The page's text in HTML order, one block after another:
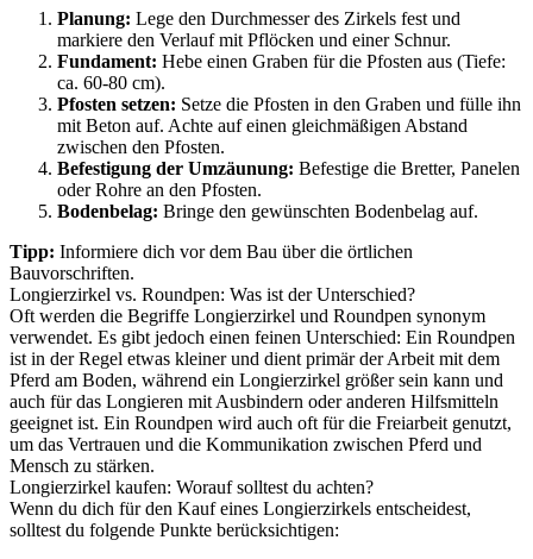
Planung: Lege den Durchmesser des Zirkels fest und
markiere den Verlauf mit Pflöcken und einer Schnur.
Fundament: Hebe einen Graben für die Pfosten aus (Tiefe:
ca. 60-80 cm).
Pfosten setzen: Setze die Pfosten in den Graben und fülle ihn
mit Beton auf. Achte auf einen gleichmäßigen Abstand
zwischen den Pfosten.
Befestigung der Umzäunung: Befestige die Bretter, Panelen
oder Rohre an den Pfosten.
Bodenbelag: Bringe den gewünschten Bodenbelag auf.
Tipp: Informiere dich vor dem Bau über die örtlichen
Bauvorschriften.
Longierzirkel vs. Roundpen: Was ist der Unterschied?
Oft werden die Begriffe Longierzirkel und Roundpen synonym
verwendet. Es gibt jedoch einen feinen Unterschied: Ein Roundpen
ist in der Regel etwas kleiner und dient primär der Arbeit mit dem
Pferd am Boden, während ein Longierzirkel größer sein kann und
auch für das Longieren mit Ausbindern oder anderen Hilfsmitteln
geeignet ist. Ein Roundpen wird auch oft für die Freiarbeit genutzt,
um das Vertrauen und die Kommunikation zwischen Pferd und
Mensch zu stärken.
Longierzirkel kaufen: Worauf solltest du achten?
Wenn du dich für den Kauf eines Longierzirkels entscheidest,
solltest du folgende Punkte berücksichtigen: